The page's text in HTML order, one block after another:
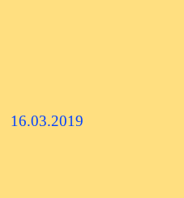
16.03.2019